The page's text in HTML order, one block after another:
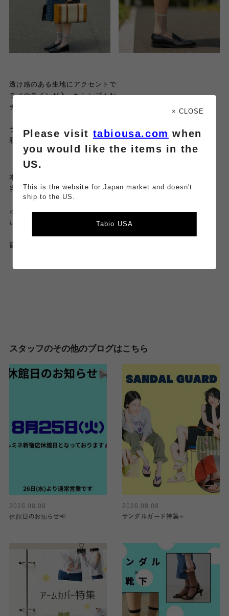
透け感のある生地にアクセントで
ラメのラインが入ったシンプルな
チュールソックスです🤍
ラインとベースを同系色にしたことで
取り入れやすいデザインに🙆‍♀️
本日ご紹介した商品すべて
当店でお取り扱いございます！
オンラインから購入して店舗受け取りをルミネ新宿店に選択して
いただくとtabioアプリポイント2倍です🎀
皆様のご来店お待ちしております🤍
スタッフのその他のブログはこちら
2026.08.08
休館日のお知らせ📢
2026.08.08
サンダルガード特集⭐️
× CLOSE
Please visit tabiousa.com when
you would like the items in the
US.
This is the website for Japan market and doesn't
ship to the US.
Tabio USA